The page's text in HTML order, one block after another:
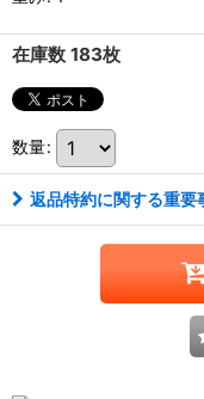
在庫数 183枚
数量:
返品特約に関する重要